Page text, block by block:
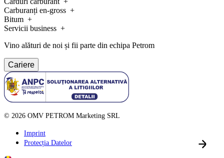
Carburanți en-gross
Bitum
Servicii business
Vino alături de noi și fii parte din echipa Petrom
Cariere
© 2026 OMV PETROM Marketing SRL
Imprint
Protecția Datelor